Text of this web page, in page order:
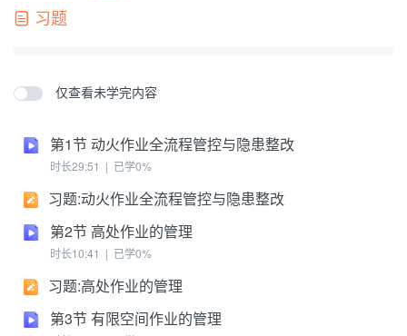
习题
仅查看未学完内容
第1节 动火作业全流程管控与隐患整改
时长29:51 | 已学0%
习题:动火作业全流程管控与隐患整改
第2节 高处作业的管理
时长10:41 | 已学0%
习题:高处作业的管理
第3节 有限空间作业的管理